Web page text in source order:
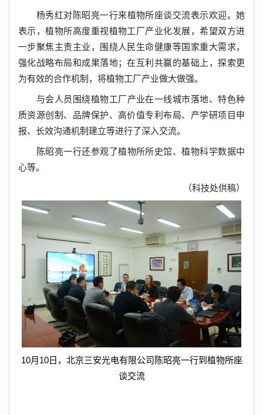
杨秀红对陈昭亮一行来植物所座谈交流表示欢迎。她
表示，植物所高度重视植物工厂产业化发展，希望双方进
一步聚焦主责主业，围绕人民生命健康等国家重大需求，
强化战略布局和成果落地；在互利共赢的基础上，探索更
为有效的合作机制，将植物工厂产业做大做强。
与会人员围绕植物工厂产业在一线城市落地、特色种
质资源创制、品牌保护、高价值专利布局、产学研项目申
报、长效沟通机制建立等进行了深入交流。
陈昭亮一行还参观了植物所所史馆、植物科学数据中
心等。
（科技处供稿）
10月 10日，北京三安光电有限公司陈昭亮一行到植物所座
谈交流